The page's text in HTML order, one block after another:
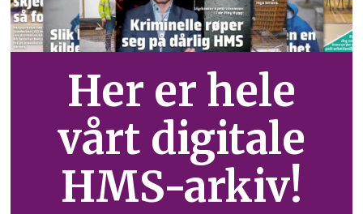
Her er hele
vårt digitale
HMS-arkiv!